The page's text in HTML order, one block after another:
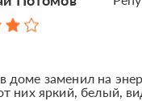
доме заменил на
них яркий, белый,